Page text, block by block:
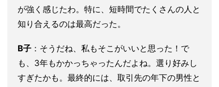
が強く感じたわ。特に、短時間でたくさんの人と
知り合えるのは最高だった。
B子 ：そうだね、私もそこがいいと思った！で
も、3年もかかっちゃったんだよね。選り好みし
すぎたかも。最終的には、取引先の年下の男性と